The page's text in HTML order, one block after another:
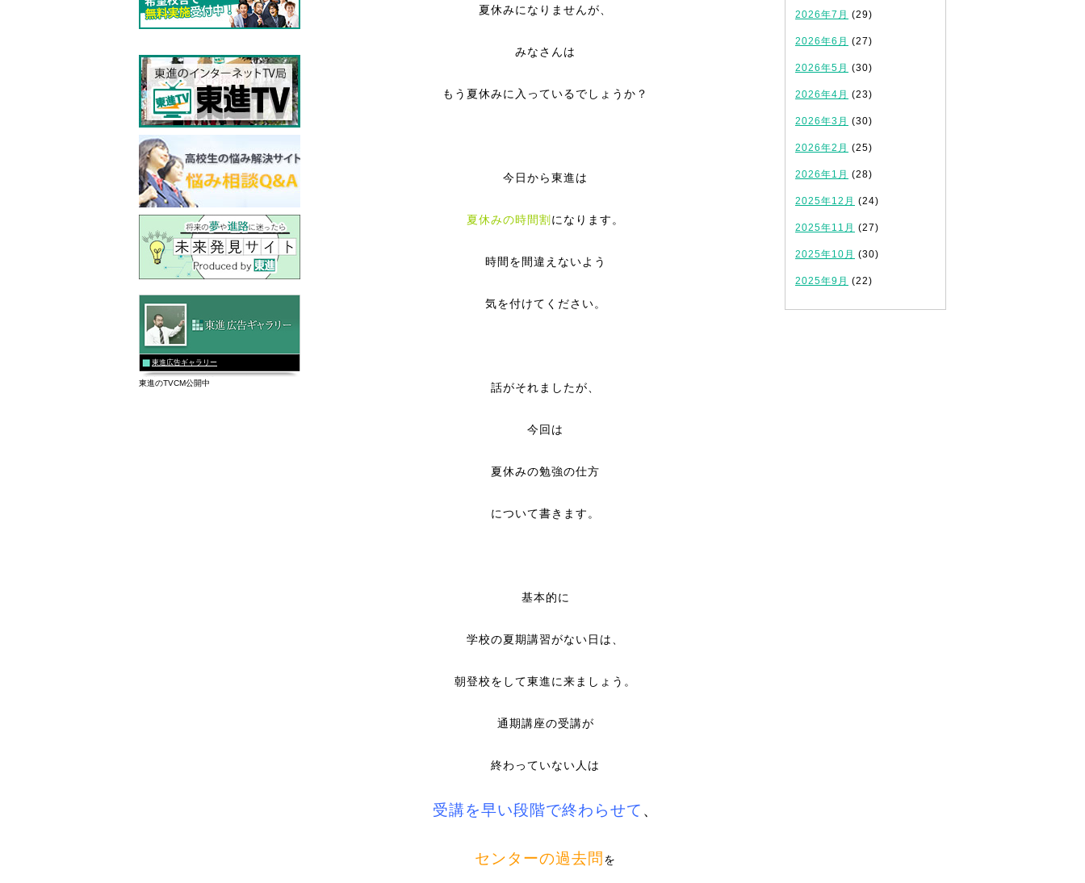
夏休みになりませんが、
みなさんは
もう夏休みに入っているでしょうか？
今日から東進は
夏休みの時間割 になります。
時間を間違えないよう
気を付けてください。
話がそれましたが、
今回は
夏休みの勉強の仕方
について書きます。
基本的に
学校の夏期講習がない日は、
朝登校をして東進に来ましょう。
通期講座の受講が
終わっていない人は
受講を早い段階で終わらせて 、
センターの過去問 を
2026年7月 (29)
2026年6月 (27)
2026年5月 (30)
2026年4月 (23)
2026年3月 (30)
2026年2月 (25)
2026年1月 (28)
2025年12月 (24)
2025年11月 (27)
2025年10月 (30)
2025年9月 (22)
東進広告ギャラリー
東進のTVCM公開中